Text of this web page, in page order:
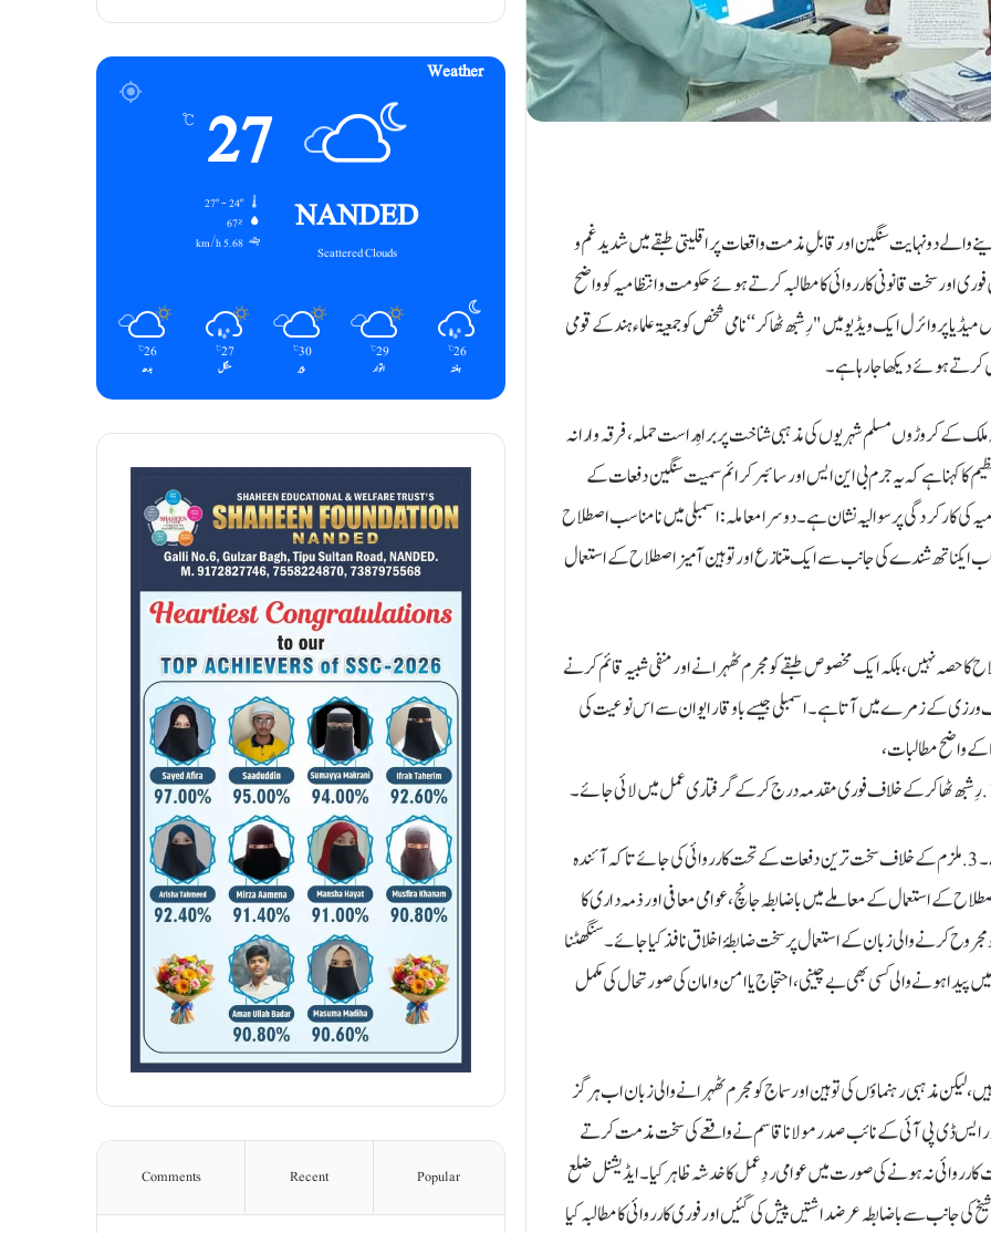
والے دو نہایت سنگین اور قابلِ مذمت واقعات پر اقلیتی طبقے میں شدید غم و
اور سخت قانونی کارروائی کا مطالبہ کرتے ہوئے حکومت و انتظامیہ کو واضح
پر وائرل ایک ویڈیو میں "رِشبھ ٹھاکر‘‘ نامی شخص کو جمعیۃ علماء ہند کے قومی
کرتے ہوئے دیکھا جا رہا ہے۔
ملک کے کروڑوں مسلم شہریوں کی مذہبی شناخت پر براہِ راست حملہ، فرقہ وارانہ
کا کہنا ہے کہ یہ جرم بی این ایس اور سائبر کرائم سمیت سنگین دفعات کے
کی کارکردگی پر سوالیہ نشان ہے۔‌ دوسرا معاملہ: اسمبلی میں نامناسب اصطلاح
ایکناتھ شندے کی جانب سے ایک متنازع اور توہین آمیز اصطلاح کے استعمال
کا حصہ نہیں، بلکہ ایک مخصوص طبقے کو مجرم ٹھہرانے اور منفی شبیہ قائم کرنے
دفعات 14، 15، 19 اور 21 کی صریح خلاف ورزی کے زمرے میں آتا ہے۔ اسمبلی جیسے باوقار ایوان سے اس نوعیت کی
کے واضح مطالبات،
2. توہین آمیز ویڈیو کو تمام سوشل میڈیا پلیٹ فارمز سے فوراً ہٹایا جائے۔3. ملزم کے خلاف سخت ترین دفعات کے تحت کارروائی کی جائے تاکہ آئندہ
اسمبلی میں نامناسب اصطلاح کے استعمال کے معاملے میں باضابطہ جانچ، عوامی معافی اور ذمہ داری کا
کو مجروح کرنے والی زبان کے استعمال پر سخت ضابطۂ اخلاق نافذ کیا جائے۔ سنگھٹنا
پیدا ہونے والی کسی بھی بے چینی، احتجاج یا امن و امان کی صورتحال کی مکمل
لیکن مذہبی رہنماؤں کی توہین اور سماج کو مجرم ٹھہرانے والی زبان اب ہرگز
ایس ڈی پی آئی کے نائب صدر مولانا قاسم نے واقعے کی سخت مذمت کرتے
کارروائی نہ ہونے کی صورت میں عوامی ردِعمل کا خدشہ ظاہر کیا۔ ایڈیشنل ضلع
کی جانب سے باضابطہ عرضداشتیں پیش کی گئیں اور فوری کارروائی کا مطالبہ کیا
Weather
NANDED
Scattered Clouds
27
℃
67%
5.68 km/h
26
℃
ہفتہ
29
℃
اتوار
30
℃
پیر
27
℃
منگل
26
℃
بدھ
Popular
Recent
Comments